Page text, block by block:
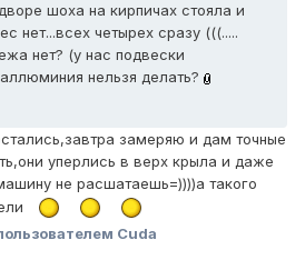
шоха на кирпичах стояла и
нет...всех четырех сразу (((.....
нет? (у нас подвески
нельзя делать?
замеряю и дам точные
уперлись в верх крыла и даже
не расшатаешь=))))а такого
Cuda